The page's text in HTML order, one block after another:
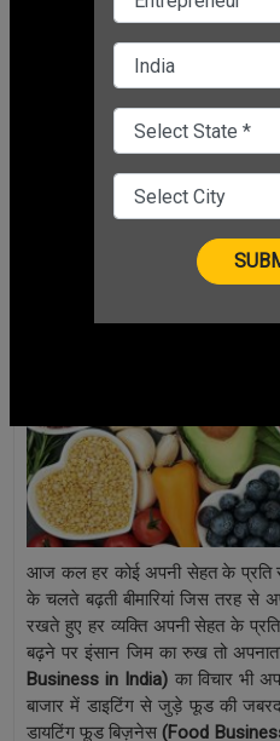
Diet Food Shop
बिज़नेस आपकी इनकम
सकता है चार चांद,
आज कल हर कोई अपनी सेहत के प्रति
के चलते बढ़ती बीमारियां जिस तरह से
रखते हुए हर व्यक्ति अपनी सेहत के
बढ़ने पर इंसान जिम का रुख तो अपनाता
Business in India) का विचार भी
बाजार में डाइटिंग से जुड़े फूड की
डायटिंग फूड बिज़नेस(Food